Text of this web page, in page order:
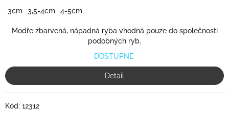
3cm 3,5-4cm 4-5cm
Modře zbarvená, nápadná ryba vhodná pouze do společnosti
podobných ryb.
DOSTUPNÉ
Detail
Kód: 12312